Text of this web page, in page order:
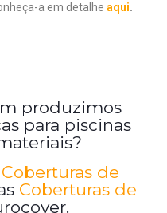
ça-a em detalhe aqui.
produzimos
para piscinas
Coberturas de
Coberturas de